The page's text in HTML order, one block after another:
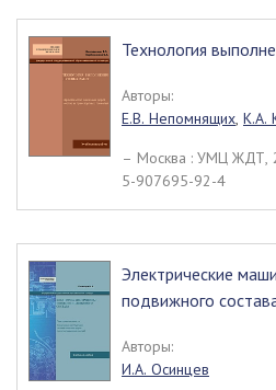
Технология
Авторы:
Е.В. Непомнящих, К.А.
– Москва : УМЦ ЖДТ,
5-907695-92-4
Электрические
подвижного
Авторы:
И.А. Осинцев